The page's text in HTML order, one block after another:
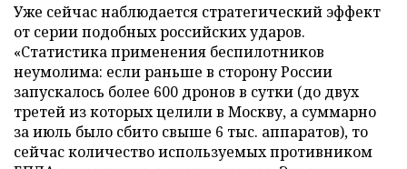
Уже сейчас наблюдается стратегический эффект
от серии подобных российских ударов.
«Статистика применения беспилотников
неумолима: если раньше в сторону России
запускалось более 600 дронов в сутки (до двух
третей из которых целили в Москву, а суммарно
за июль было сбито свыше 6 тыс. аппаратов), то
сейчас количество используемых противником